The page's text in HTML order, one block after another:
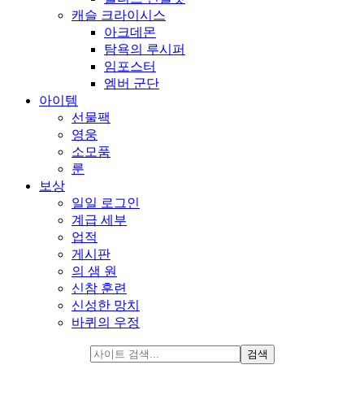
캐슬 크라이시스
아크데몬
탐욕의 루시퍼
임포스터
엠버 군단
아이템
선물팩
영웅
소모품
룬
보상
일일 로그인
계급 세부
업적
게시판
의 샘 원
신참 훈련
신성한 망치
바퀴의 우정